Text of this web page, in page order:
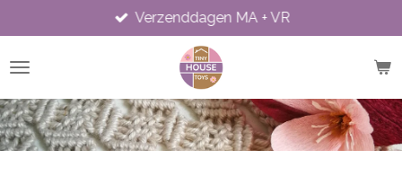
direct
naar
hoofdinhoud
Verzenddagen MA + VR